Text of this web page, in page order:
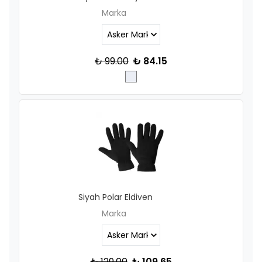
Marka
₺ 99.00 ₺ 84.15
Siyah Polar Eldiven
Marka